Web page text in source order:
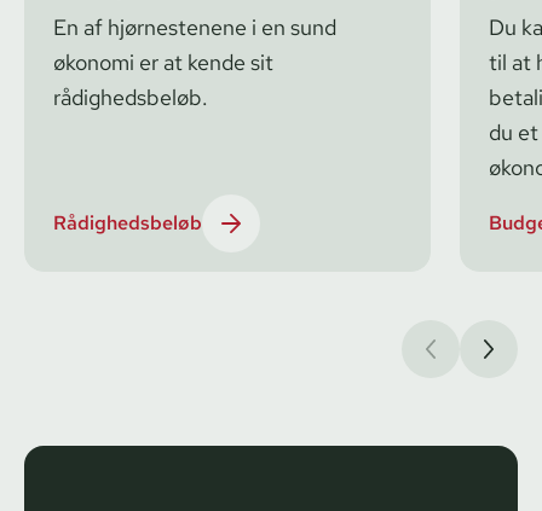
En af hjørnestenene i en sund
økonomi er at kende sit
rådighedsbeløb.
Rådighedsbeløb
Du
til at
du